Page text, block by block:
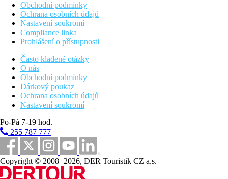
Obchodní podmínky
Ochrana osobních údajů
Nastavení soukromí
Compliance linka
Prohlášení o přístupnosti
Často kladené otázky
O nás
Obchodní podmínky
Dárkový poukaz
Ochrana osobních údajů
Nastavení soukromí
Po-Pá 7-19 hod.
255 787 777
Copyright © 2008−2026, DER Touristik CZ a.s.